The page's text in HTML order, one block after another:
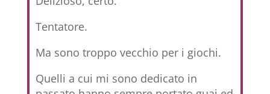
Tentatore.
Ma sono troppo vecchio per i giochi.
Quelli a cui mi sono dedicato in